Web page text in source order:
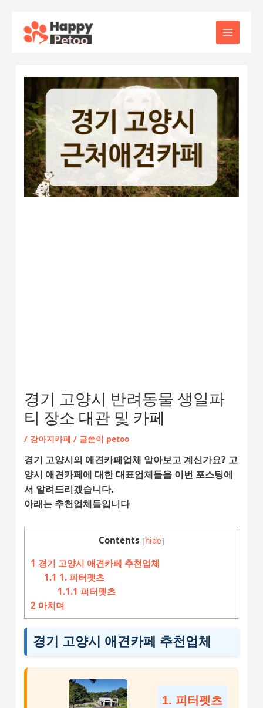
Main
경기 고양시 반려동물 생일파
티 장소 대관 및 카페
/ 강아지카페 / 글쓴이 petoo
경기 고양시의 애견카페업체 알아보고 계신가요? 고
양시 애견카페에 대한 대표업체들을 이번 포스팅에
서 알려드리겠습니다.
아래는 추천업체들입니다
Contents [hide]
1 경기 고양시 애견카페 추천업체
1.1 1. 피터펫츠
1.1.1 피터펫츠
2 마치며
경기 고양시 애견카페 추천업체
1. 피터펫츠